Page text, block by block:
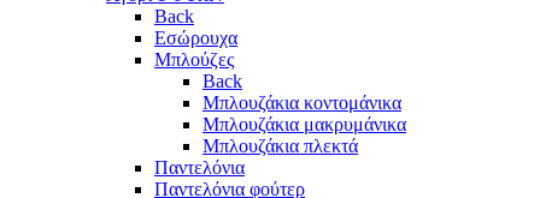
Back
Εσώρουχα
Μπλούζες
Back
Μπλουζάκια κοντομάνικα
Μπλουζάκια μακρυμάνικα
Μπλουζάκια πλεκτά
Παντελόνια
Παντελόνια φούτερ